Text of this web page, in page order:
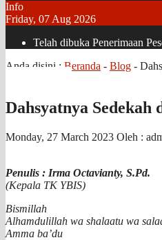
Info
Friday, 07 Aug 2026
Telah dibuka Penerimaan
Anda disini : Beranda - Blog -
Dahsyatnya
Monday, 27 March 2023 Oleh :
Penulis : Irma Octavianty, S.Pd.
(Kepala TK YBIS)
Bismillah
Alhamdulillah wa shalaatu wa
Amma ba’du